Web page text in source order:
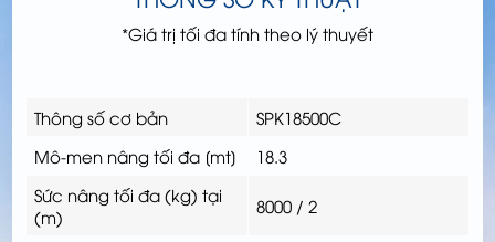
*Giá trị tối đa tính theo lý thuyết
Thông số cơ bản
SPK18500C
Mô-men nâng tối đa [mt]
18.3
Sức nâng tối đa (kg) tại
(m)
8000 / 2